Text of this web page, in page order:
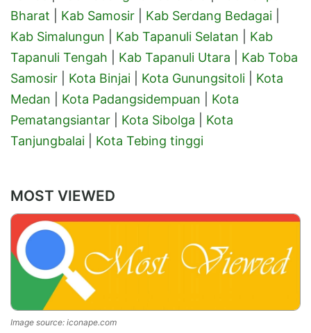
Bharat
Kab Samosir Kab Serdang Bedagai
Kab Simalungun
Kab Tapanuli Selatan
Kab
Tapanuli Tengah
Kab Tapanuli Utara
Kab Toba
Samosir
Kota Binjai Kota Gunungsitoli
Kota
Medan
Kota Padangsidempuan
Kota
Pematangsiantar
Kota Sibolga
Kota
Tanjungbalai
Kota Tebing tinggi
MOST VIEWED
Image source: iconape.com